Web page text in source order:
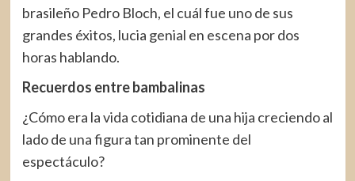
brasileño Pedro Bloch, el cuál fue uno de sus
grandes éxitos, lucia genial en escena por dos
horas hablando.
Recuerdos entre bambalinas
¿Cómo era la vida cotidiana de una hija creciendo al
lado de una figura tan prominente del
espectáculo?